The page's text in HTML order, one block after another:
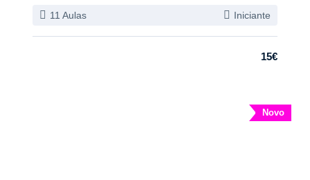
11 Aulas Iniciante
15€
Novo